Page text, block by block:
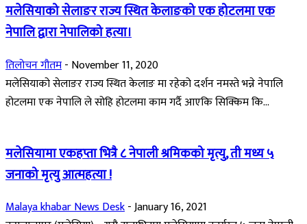
मलेसियाको सेलाङर राज्य स्थित केलाङको एक होटलमा एक
नेपालि द्वारा नेपालिको हत्या।
तिलोचन गौतम- November 11, 2020
मलेसियाको सेलाङर राज्य स्थित केलाङ मा रहेको दर्शन नमस्ते भन्ने नेपालि
होटलमा एक नेपालि ले सोहि होटलमा काम गर्दै आएकि सिक्किम कि...
मलेसियामा एकहप्ता भित्रै ८ नेपाली श्रमिकको मृत्यु, ती मध्य ५
जनाको मृत्यु आत्महत्या !
Malaya khabar News Desk-January 16, 2021